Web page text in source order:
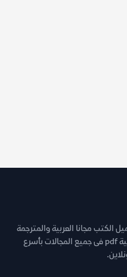
الكتب مجانا العربية والمترجمة
والروايات والقصص وغيرها من كتب مجانية pdf فى جميع المجالات بأسرع